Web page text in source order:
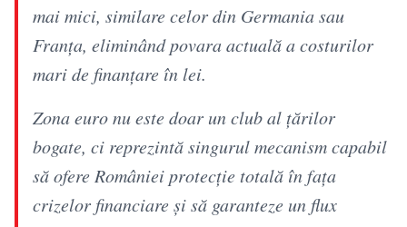
mai mici, similare celor din Germania sau
Franța, eliminând povara actuală a costurilor
mari de finanțare în lei.
Zona euro nu este doar un club al țărilor
bogate, ci reprezintă singurul mecanism capabil
să ofere României protecție totală în fața
crizelor financiare și să garanteze un flux